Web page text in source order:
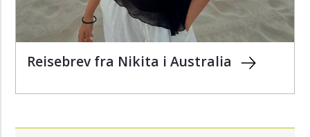
Reisebrev fra Nikita i Australia